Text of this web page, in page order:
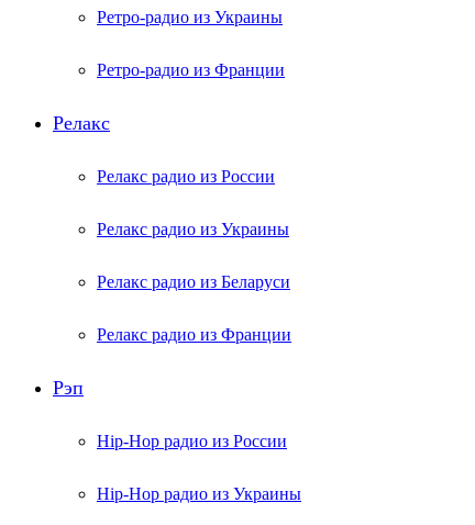
Ретро-радио из Украины
Ретро-радио из Франции
Релакс
Релакс радио из России
Релакс радио из Украины
Релакс радио из Беларуси
Релакс радио из Франции
Рэп
Hip-Hop радио из России
Hip-Hop радио из Украины